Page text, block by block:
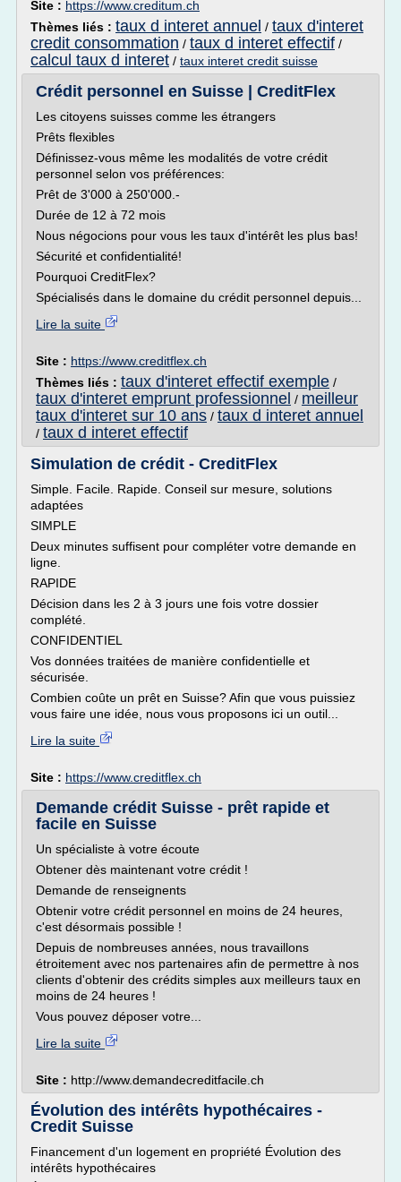
Site : https://www.creditum.ch
Thèmes liés : taux d interet annuel / taux d'interet
credit consommation / taux d interet effectif /
calcul taux d interet / taux interet credit suisse
Crédit personnel en Suisse | CreditFlex
Les citoyens suisses comme les étrangers
Prêts flexibles
Définissez-vous même les modalités de votre crédit
personnel selon vos préférences:
Prêt de 3'000 à 250'000.-
Durée de 12 à 72 mois
Nous négocions pour vous les taux d'intérêt les plus bas!
Sécurité et confidentialité!
Pourquoi CreditFlex?
Spécialisés dans le domaine du crédit personnel depuis...
Lire la suite
Site : https://www.creditflex.ch
Thèmes liés : taux d'interet effectif exemple /
taux d'interet emprunt professionnel / meilleur
taux d'interet sur 10 ans / taux d interet annuel
/ taux d interet effectif
Simulation de crédit - CreditFlex
Simple. Facile. Rapide. Conseil sur mesure, solutions
adaptées
SIMPLE
Deux minutes suffisent pour compléter votre demande en
ligne.
RAPIDE
Décision dans les 2 à 3 jours une fois votre dossier
complété.
CONFIDENTIEL
Vos données traitées de manière confidentielle et
sécurisée.
Combien coûte un prêt en Suisse? Afin que vous puissiez
vous faire une idée, nous vous proposons ici un outil...
Lire la suite
Site : https://www.creditflex.ch
Demande crédit Suisse - prêt rapide et
facile en Suisse
Un spécialiste à votre écoute
Obtener dès maintenant votre crédit !
Demande de renseignents
Obtenir votre crédit personnel en moins de 24 heures,
c'est désormais possible !
Depuis de nombreuses années, nous travaillons
étroitement avec nos partenaires afin de permettre à nos
clients d'obtenir des crédits simples aux meilleurs taux en
moins de 24 heures !
Vous pouvez déposer votre...
Lire la suite
Site : http://www.demandecreditfacile.ch
Évolution des intérêts hypothécaires -
Credit Suisse
Financement d'un logement en propriété Évolution des
intérêts hypothécaires